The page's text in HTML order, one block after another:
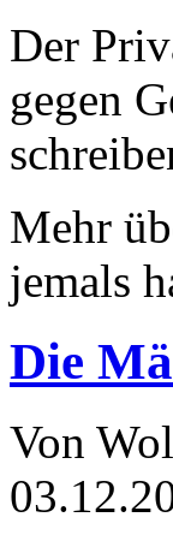
Der
gegen
Mehr
jemals
Die
Von